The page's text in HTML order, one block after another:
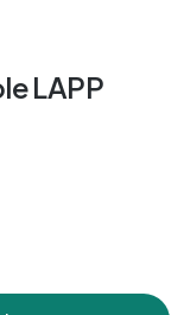
LAPP